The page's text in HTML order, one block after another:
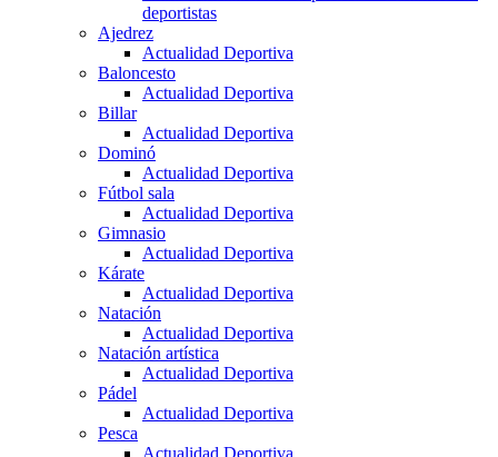
deportistas
Ajedrez
Actualidad Deportiva
Baloncesto
Actualidad Deportiva
Billar
Actualidad Deportiva
Dominó
Actualidad Deportiva
Fútbol sala
Actualidad Deportiva
Gimnasio
Actualidad Deportiva
Kárate
Actualidad Deportiva
Natación
Actualidad Deportiva
Natación artística
Actualidad Deportiva
Pádel
Actualidad Deportiva
Pesca
Actualidad Deportiva